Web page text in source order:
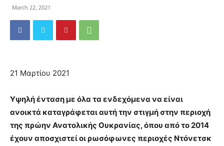
March 22, 2021
21 Μαρτίου 2021
Υψηλή ένταση με όλα τα ενδεχόμενα να είναι
ανοικτά καταγράφεται αυτή την στιγμή στην περιοχή
της πρώην Ανατολικής Ουκρανίας, όπου από το 2014
έχουν αποσχιστεί οι ρωσόφωνες περιοχές Ντόνετσκ